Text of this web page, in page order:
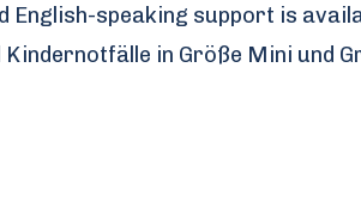
English-speaking support is
Kindernotfälle in Größe Mini und